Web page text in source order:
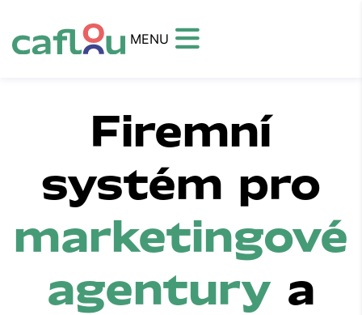
MENU
Firemní
systém pro
marketingové
agentury a